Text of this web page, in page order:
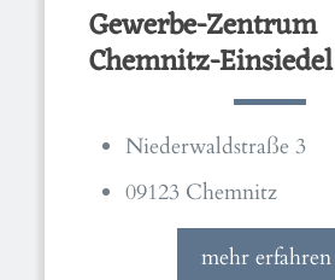
Gewerbe-Zentrum
Chemnitz-Einsiedel
Niederwaldstraße 3
09123 Chemnitz
mehr erfahren